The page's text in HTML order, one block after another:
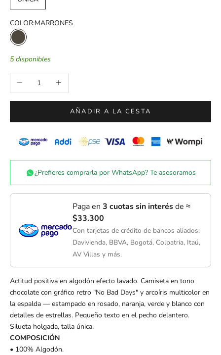
COLOR:MARRONES
MARRONES
5 disponibles
Reducir cantidadAumentar cantidad
AÑADIR A LA CESTA
¿Prefieres comprarla por WhatsApp? Te asesoramos
Paga en 3 cuotas sin interésde ≈
$33.300
Con tarjetas de crédito de bancos aliados:
Davivienda, BBVA, Bogotá, Colpatria, Itaú,
AV Villas y más.
Actitud positiva en algodón efecto lavado. Camiseta en tono
chocolate con gráfico retro "No Bad Days" y arcoíris multicolor en
la espalda — estampado en rosado, naranja, verde y blanco con
detalles de estrellas. Pequeño texto en el pecho delantero.
Silueta holgada, talla única.
COMPOSICIÓN
• 100% Algodón.